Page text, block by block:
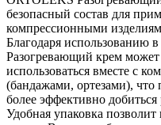
безопасный состав для
компрессионными
Благодаря использованию
Разогревающий крем может
использоваться вместе с
(бандажами, ортезами), что
более эффективно добиться
Удобная упаковка позволит